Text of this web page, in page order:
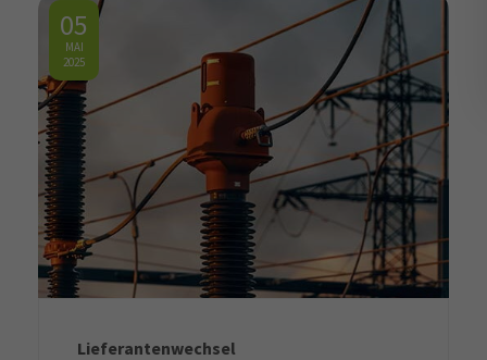
05
MAI
2025
Lieferantenwechsel